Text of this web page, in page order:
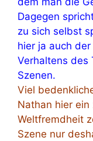
Dagegen
zu sich selbst
hier ja auch
Verhaltens des
Szenen.
Viel
Nathan hier ein
Weltfremdheit
Szene nur